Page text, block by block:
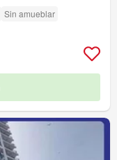
Sin amueblar